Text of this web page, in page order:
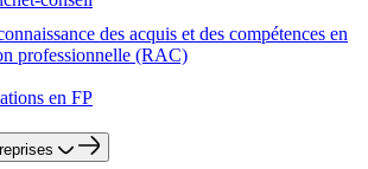
des acquis et des compétences en
professionnelle (RAC)
en FP